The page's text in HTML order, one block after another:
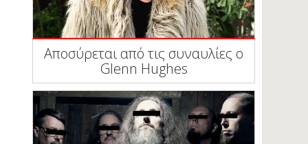
Αποσύρεται από τις συναυλίες ο
Glenn Hughes